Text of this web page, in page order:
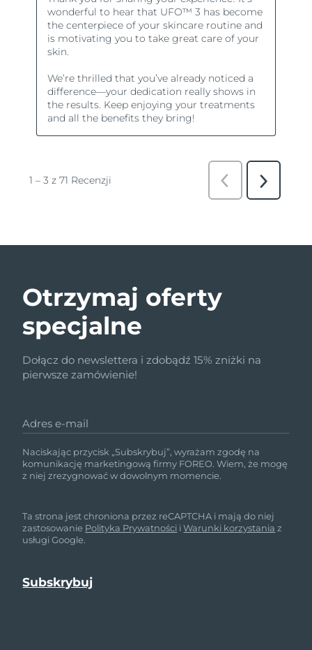
Otrzymaj oferty
specjalne
Dołącz do newslettera i zdobądź 15% zniżki na
pierwsze zamówienie!
Adres e-mail
Naciskając przycisk „Subskrybuj”, wyrażam zgodę na
komunikację marketingową firmy FOREO. Wiem, że mogę
z niej zrezygnować w dowolnym momencie.
Ta strona jest chroniona przez reCAPTCHA i mają do niej
zastosowanie Polityka Prywatności iWarunki korzystania z
usługi Google.